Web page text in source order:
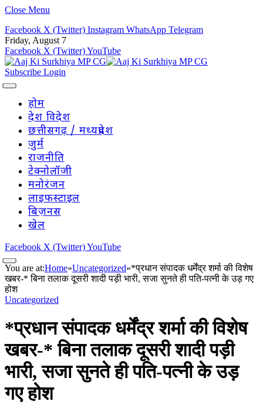
Close Menu
Facebook X (Twitter) Instagram WhatsApp Telegram
Friday, August 7
Facebook X (Twitter)YouTube
Subscribe Login
होम
देश विदेश
छत्तीसगढ़ / मध्यप्रदेश
जुर्म
राजनीति
टेक्नोलॉजी
मनोरंजन
लाइफस्टाइल
बिज़नस
खेल
Facebook X (Twitter)YouTube
You are at:Home»Uncategorized»*प्रधान संपादक धर्मेंद्र शर्मा की विशेष
खबर-* बिना तलाक दूसरी शादी पड़ी भारी, सजा सुनते ही पति-पत्नी के उड़ गए
होश
Uncategorized
*प्रधान संपादक धर्मेंद्र शर्मा की विशेष
खबर-* बिना तलाक दूसरी शादी पड़ी
भारी, सजा सुनते ही पति-पत्नी के उड़
गए होश